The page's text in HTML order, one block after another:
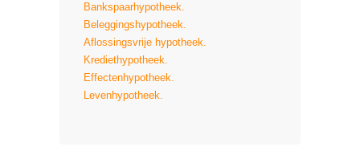
Bankspaarhypotheek.
Beleggingshypotheek.
Aflossingsvrije hypotheek.
Krediethypotheek.
Effectenhypotheek.
Levenhypotheek.